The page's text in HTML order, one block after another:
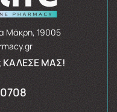
Μάκρη, 19005
ΚΆΛΕΣΈ ΜΑΣ!